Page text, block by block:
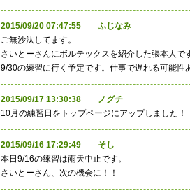
2015/09/20 07:47:55 ふじなみ
ご無沙汰してます。
さいとーさんにボルテックスを紹介した張本人で
9/30の練習に行く予定です。仕事で遅れる可能性
2015/09/17 13:30:38 ノグチ
10月の練習日をトップページにアップしました！
2015/09/16 17:29:49 そし
本日9/16の練習は雨天中止です。
さいとーさん、次の機会に！！